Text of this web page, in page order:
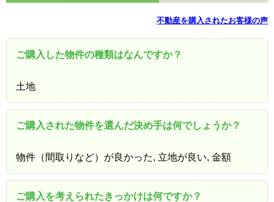
不動産を購入されたお客様の声
ご購入した物件の種類はなんですか？
土地
ご購入された物件を選んだ決め手は何でしょうか？
物件（間取りなど）が良かった, 立地が良い, 金額
ご購入を考えられたきっかけは何ですか？